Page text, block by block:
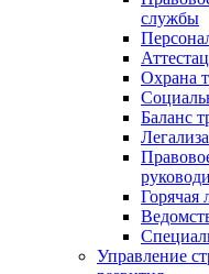
службы
Охрана
Баланс
Горячая
Управление